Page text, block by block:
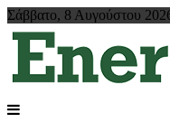
Σάββατο, 8 Αυγούστου